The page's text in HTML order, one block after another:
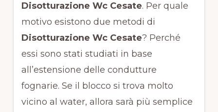
Disotturazione Wc Cesate. Per quale
motivo esistono due metodi di
Disotturazione Wc Cesate? Perché
essi sono stati studiati in base
all’estensione delle condutture
fognarie. Se il blocco si trova molto
vicino al water, allora sarà più semplice